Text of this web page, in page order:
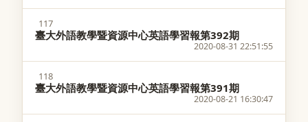
117
臺大外語教學暨資源中心英語學習報第392期
2020-08-31 22:51:55
118
臺大外語教學暨資源中心英語學習報第391期
2020-08-21 16:30:47